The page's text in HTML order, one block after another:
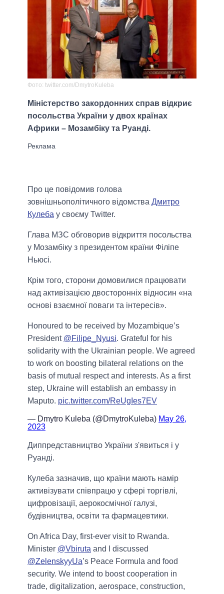
Фото: twitter.com/DmytroKuleba
Міністерство закордонних справ відкриє
посольства України у двох країнах
Африки – Мозамбіку та Руанді.
Про це повідомив голова
зовнішньополітичного відомства Дмитро
Кулеба у своєму Twitter.
Глава МЗС обговорив відкриття посольства
у Мозамбіку з президентом країни Філіпе
Ньюсі.
Крім того, сторони домовилися працювати
над активізацією двосторонніх відносин «на
основі взаємної поваги та інтересів».
Honoured to be received by Mozambique’s
President @Filipe_Nyusi. Grateful for his
solidarity with the Ukrainian people. We agreed
to work on boosting bilateral relations on the
basis of mutual respect and interests. As a first
step, Ukraine will establish an embassy in
Maputo. pic.twitter.com/ReUgIes7EV
— Dmytro Kuleba (@DmytroKuleba) May 26,
2023
Диппредставництво України з'явиться і у
Руанді.
Кулеба зазначив, що країни мають намір
активізувати співпрацю у сфері торгівлі,
цифровізації, аерокосмічної галузі,
будівництва, освіти та фармацевтики.
On Africa Day, first-ever visit to Rwanda.
Minister @Vbiruta and I discussed
@ZelenskyyUa’s Peace Formula and food
security. We intend to boost cooperation in
trade, digitalization, aerospace, construction,